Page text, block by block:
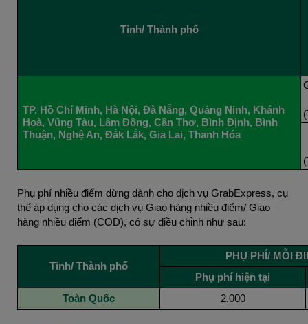
Tỉnh/ Thành phố
TP. Hồ Chí Minh, Hà Nội, Đà Nẵng, Quảng Ninh, Khánh
Hoà, Vũng Tàu, Lâm Đồng, Cần Thơ, Bình Định, Bình
Thuận, Nghệ An, Đắk Lắk, Gia Lai, Thanh Hóa
Phụ phí nhiều điểm dừng dành cho dịch vụ GrabExpress, cụ
thể áp dụng cho các dịch vụ Giao hàng nhiều điểm/ Giao
hàng nhiều điểm (COD), có sự điều chỉnh như sau:
Tỉnh/ Thành phố
PHỤ PHÍ/ MỖI
Phụ phí hiện tại
Toàn Quốc
2.000